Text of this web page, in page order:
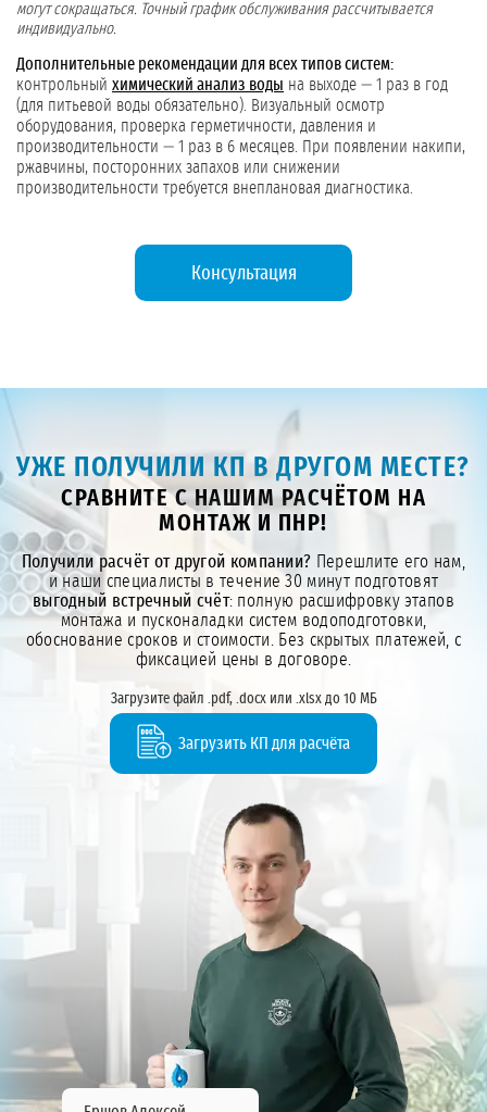
могут сокращаться. Точный график обслуживания рассчитывается
индивидуально.
Дополнительные рекомендации для всех типов систем:
контрольный химический анализ воды на выходе — 1 раз в год
(для питьевой воды обязательно). Визуальный осмотр
оборудования, проверка герметичности, давления и
производительности — 1 раз в 6 месяцев. При появлении накипи,
ржавчины, посторонних запахов или снижении
производительности требуется внеплановая диагностика.
Консультация
УЖЕ ПОЛУЧИЛИ КП В ДРУГОМ МЕСТЕ?
СРАВНИТЕ С НАШИМ РАСЧЁТОМ НА
МОНТАЖ И ПНР!
Получили расчёт от другой компании? Перешлите его нам,
и наши специалисты в течение 30 минут подготовят
выгодный встречный счёт: полную расшифровку этапов
монтажа и пусконаладки систем водоподготовки,
обоснование сроков и стоимости. Без скрытых платежей, с
фиксацией цены в договоре.
Загрузите файл .pdf, .docx или .xlsx до 10 МБ
Загрузить КП для расчёта